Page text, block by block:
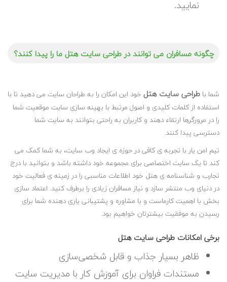
نمایید.
چگونه مسافران می توانند در طراحی سایت هتل ما را پیدا کنند؟
شما با طراحی سایت هتل خود این امکان را به طراحان سایت می دهید تا با
استفاده از کلمات کلیدی و اصول مرتبط با بهینه سازی سایت موقعیت شما
را در مرورگرها ارتقاء دهند و کاربران به راحتی بتوانند به سایت شما
دسترسی پیدا کنند.
تیم امن یار با تجربه ی کافی در حوزه ی ایجاد وب سایت، به شما کمک می
کند تا یک سایت اختصاصی برای مجموعه خود داشته باشد و بتوانید با درج
تجارب و شناسنامه ی هتل خود اطلاعات مناسبی را در زمینه ی فعالیت خود
در دنیای وب منتشر سازد و نیاز مسافران زیادی را برطرف کنید. اعتماد سازی
بخش با اهمیت کارماست و با مشاوره و پشتیبانی یاری دهنده شما برای
رسیدن به موفقیت بیشترتان خواهیم بود.
برخی امکانات طراحی سایت هتل
ظاهر بسیار جذاب و قابل شخصی‌سازی
مستندات فراوان برای آموزش کار با مدیریت سایت